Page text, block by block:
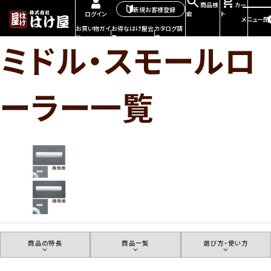
ログイン
新規お客様登録
お買い物ガイ
ド
お得なはけ屋会
員
カタログ請
求
商品検
索
カー
ト
メニュー閉
ミドル・スモールロ
ーラー一覧
商品の特長 商品一覧 選び方・使い方